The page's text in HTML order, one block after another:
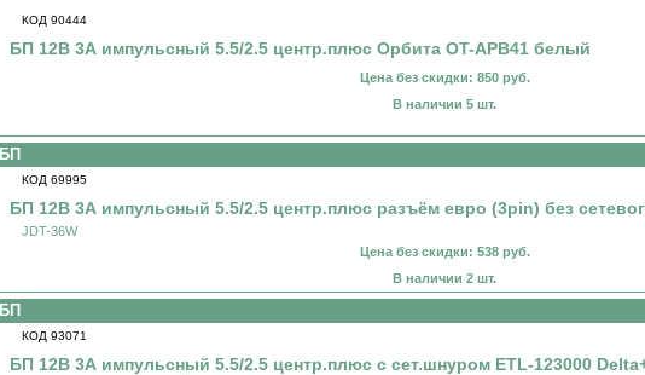
КОД 90444
БП 12В 3А импульсный 5.5/2.5 центр.плюс Орбита OT-APB41 белый
Цена без скидки: 850 руб.
В наличии 5 шт.
БП
КОД 69995
БП 12В 3А импульсный 5.5/2.5 центр.плюс разъём евро (3pin) без
JDT-36W
Цена без скидки: 538 руб.
В наличии 2 шт.
БП
КОД 93071
БП 12В 3А импульсный 5.5/2.5 центр.плюс с сет.шнуром ETL-123000